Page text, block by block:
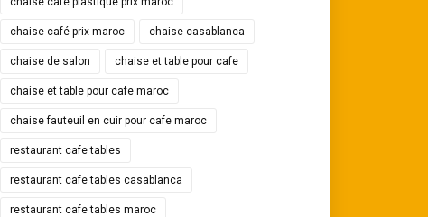
chaise café prix maroc chaise casablanca
chaise de salon chaise et table pour cafe
chaise et table pour cafe maroc
chaise fauteuil en cuir pour cafe maroc
restaurant cafe tables
restaurant cafe tables casablanca
restaurant cafe tables maroc